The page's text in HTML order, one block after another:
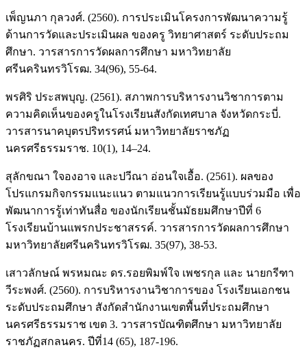
เพ็ญนภา กุลวงศ์. (2560). การประเมินโครงการพัฒนาความรู้
ด้านการวัดและประเมินผล ของครู วิทยาศาสตร์ ระดับประถม
ศึกษา. วารสารการวัดผลการศึกษา มหาวิทยาลัย
ศรีนครินทรวิโรฒ. 34(96), 55-64.
พรศิริ ประสพบุญ. (2561). สภาพการบริหารงานวิชาการตาม
ความคิดเห็นของครูในโรงเรียนสังกัดเทศบาล จังหวัดกระบี่.
วารสารนาคบุตรปริทรรศน์ มหาวิทยาลัยราชภัฏ
นครศรีธรรมราช. 10(1), 14–24.
สุลักขณา ใจองอาจ และปวีณา อ่อนใจเอื้อ. (2561). ผลของ
โปรแกรมกิจกรรมแนะแนว ตามแนวการเรียนรู้แบบร่วมมือ เพื่อ
พัฒนาการรู้เท่าทันสื่อ ของนักเรียนชั้นมัธยมศึกษาปีที่ 6
โรงเรียนบ้านแพรกประชาสรรค์. วารสารการวัดผลการศึกษา
มหาวิทยาลัยศรีนครินทรวิโรฒ. 35(97), 38-53.
เสาวลักษณ์ พรหมณะ ดร.รอยพิมพ์ใจ เพชรกุล และ นายกรีฑา
วีระพงศ์. (2560). การบริหารงานวิชาการของ โรงเรียนเอกชน
ระดับประถมศึกษา สังกัดสำนักงานเขตพื้นที่ประถมศึกษา
นครศรีธรรมราช เขต 3. วารสารบัณฑิตศึกษา มหาวิทยาลัย
ราชภัฏสกลนคร. ปีที่14 (65), 187-196.